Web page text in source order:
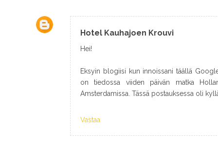
Hotel Kauhajoen Krouvi
Hei!
Eksyin blogiisi kun innoissani täällä
on tiedossa viiden päivän matka
Amsterdamissa. Tässä postauksessa oli
Vastaa